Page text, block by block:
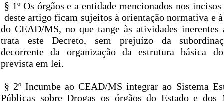
§ 1º Os órgãos e a entidade mencionados nos
deste artigo ficam sujeitos à orientação normativa e
do CEAD/MS, no que tange às atividades inerentes
trata este Decreto, sem prejuízo da
decorrente da organização da estrutura básica
prevista em lei.
§ 2º Incumbe ao CEAD/MS integrar ao Sistema
Públicas sobre Drogas os órgãos do Estado e dos